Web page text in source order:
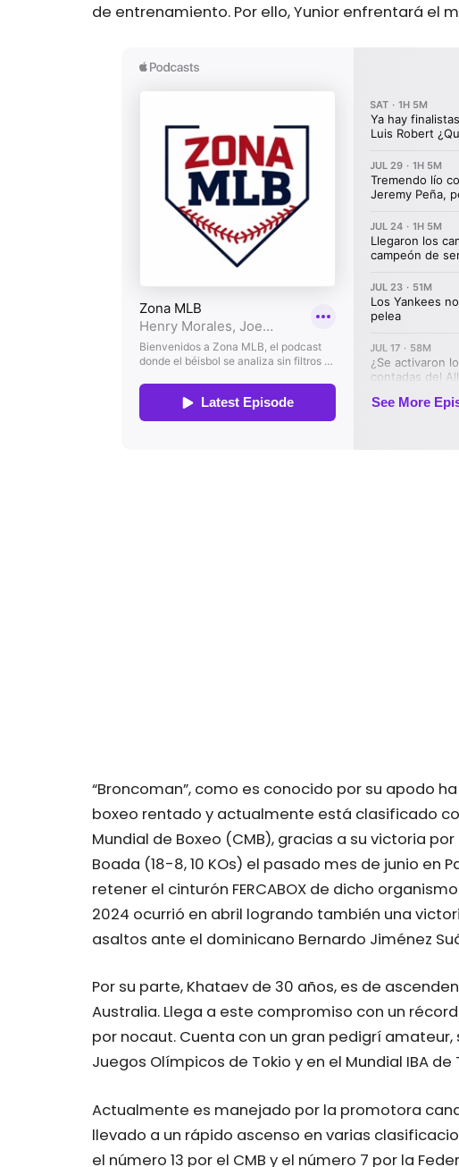
de entrenamiento. Por ello, Yunior enfrentará el
“Broncoman”, como es conocido por su apodo
boxeo rentado y actualmente está clasificado
Mundial de Boxeo (CMB), gracias a su victoria
Boada (18-8, 10 KOs) el pasado mes de junio en
retener el cinturón FERCABOX de dicho
2024 ocurrió en abril logrando también una
asaltos ante el dominicano Bernardo Jiménez
Por su parte, Khataev de 30 años, es de
Australia. Llega a este compromiso con un
por nocaut. Cuenta con un gran pedigrí
Juegos Olímpicos de Tokio y en el Mundial IBA de
Actualmente es manejado por la promotora
llevado a un rápido ascenso en varias
el número 13 por el CMB y el número 7 por la